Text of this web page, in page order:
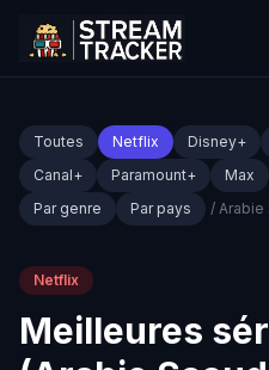
Toutes Netflix Disney+
Canal+
Paramount+ Max
Par genre
Par pays / Arabie
Netflix
Meilleures